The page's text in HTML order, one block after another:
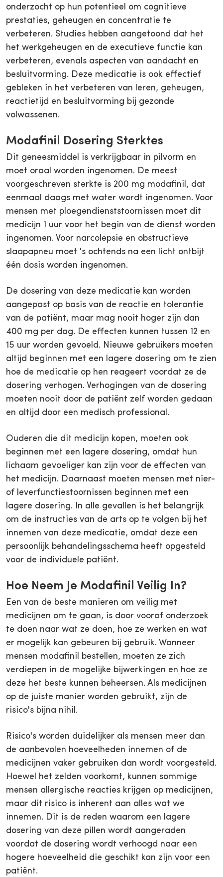
onderzocht op hun potentieel om cognitieve
prestaties, geheugen en concentratie te
verbeteren. Studies hebben aangetoond dat het
het werkgeheugen en de executieve functie kan
verbeteren, evenals aspecten van aandacht en
besluitvorming. Deze medicatie is ook effectief
gebleken in het verbeteren van leren, geheugen,
reactietijd en besluitvorming bij gezonde
volwassenen.
Modafinil Dosering Sterktes
Dit geneesmiddel is verkrijgbaar in pilvorm en
moet oraal worden ingenomen. De meest
voorgeschreven sterkte is 200 mg modafinil, dat
eenmaal daags met water wordt ingenomen. Voor
mensen met ploegendienststoornissen moet dit
medicijn 1 uur voor het begin van de dienst worden
ingenomen. Voor narcolepsie en obstructieve
slaapapneu moet 's ochtends na een licht ontbijt
één dosis worden ingenomen.
De dosering van deze medicatie kan worden
aangepast op basis van de reactie en tolerantie
van de patiënt, maar mag nooit hoger zijn dan
400 mg per dag. De effecten kunnen tussen 12 en
15 uur worden gevoeld. Nieuwe gebruikers moeten
altijd beginnen met een lagere dosering om te zien
hoe de medicatie op hen reageert voordat ze de
dosering verhogen. Verhogingen van de dosering
moeten nooit door de patiënt zelf worden gedaan
en altijd door een medisch professional.
Ouderen die dit medicijn kopen, moeten ook
beginnen met een lagere dosering, omdat hun
lichaam gevoeliger kan zijn voor de effecten van
het medicijn. Daarnaast moeten mensen met nier-
of leverfunctiestoornissen beginnen met een
lagere dosering. In alle gevallen is het belangrijk
om de instructies van de arts op te volgen bij het
innemen van deze medicatie, omdat deze een
persoonlijk behandelingsschema heeft opgesteld
voor de individuele patiënt.
Hoe Neem Je Modafinil Veilig In?
Een van de beste manieren om veilig met
medicijnen om te gaan, is door vooraf onderzoek
te doen naar wat ze doen, hoe ze werken en wat
er mogelijk kan gebeuren bij gebruik. Wanneer
mensen modafinil bestellen, moeten ze zich
verdiepen in de mogelijke bijwerkingen en hoe ze
deze het beste kunnen beheersen. Als medicijnen
op de juiste manier worden gebruikt, zijn de
risico's bijna nihil.
Risico's worden duidelijker als mensen meer dan
de aanbevolen hoeveelheden innemen of de
medicijnen vaker gebruiken dan wordt voorgesteld.
Hoewel het zelden voorkomt, kunnen sommige
mensen allergische reacties krijgen op medicijnen,
maar dit risico is inherent aan alles wat we
innemen. Dit is de reden waarom een lagere
dosering van deze pillen wordt aangeraden
voordat de dosering wordt verhoogd naar een
hogere hoeveelheid die geschikt kan zijn voor een
patiënt.